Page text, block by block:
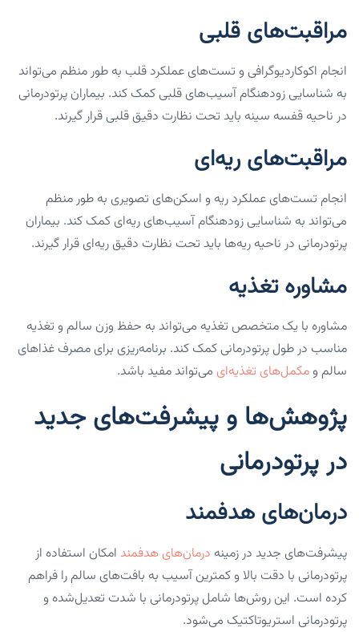
مراقبت‌های قلبی
انجام اکوکاردیوگرافی و تست‌های عملکرد قلب به طور منظم می‌تواند
به شناسایی زودهنگام آسیب‌های قلبی کمک کند. بیماران پرتودرمانی
در ناحیه قفسه سینه باید تحت نظارت دقیق قلبی قرار گیرند.
مراقبت‌های ریه‌ای
انجام تست‌های عملکرد ریه و اسکن‌های تصویری به طور منظم
می‌تواند به شناسایی زودهنگام آسیب‌های ریه‌ای کمک کند. بیماران
پرتودرمانی در ناحیه ریه‌ها باید تحت نظارت دقیق ریه‌ای قرار گیرند.
مشاوره تغذیه
مشاوره با یک متخصص تغذیه می‌تواند به حفظ وزن سالم و تغذیه
مناسب در طول پرتودرمانی کمک کند. برنامه‌ریزی برای مصرف غذاهای
سالم و مکمل‌های تغذیه‌ای می‌تواند مفید باشد.
پژوهش‌ها و پیشرفت‌های جدید
در پرتودرمانی
درمان‌های هدفمند
پیشرفت‌های جدید در زمینه درمان‌های هدفمند امکان استفاده از
پرتودرمانی با دقت بالا و کمترین آسیب به بافت‌های سالم را فراهم
کرده است. این روش‌ها شامل پرتودرمانی با شدت تعدیل‌شده و
پرتودرمانی استریوتاکتیک می‌شود.